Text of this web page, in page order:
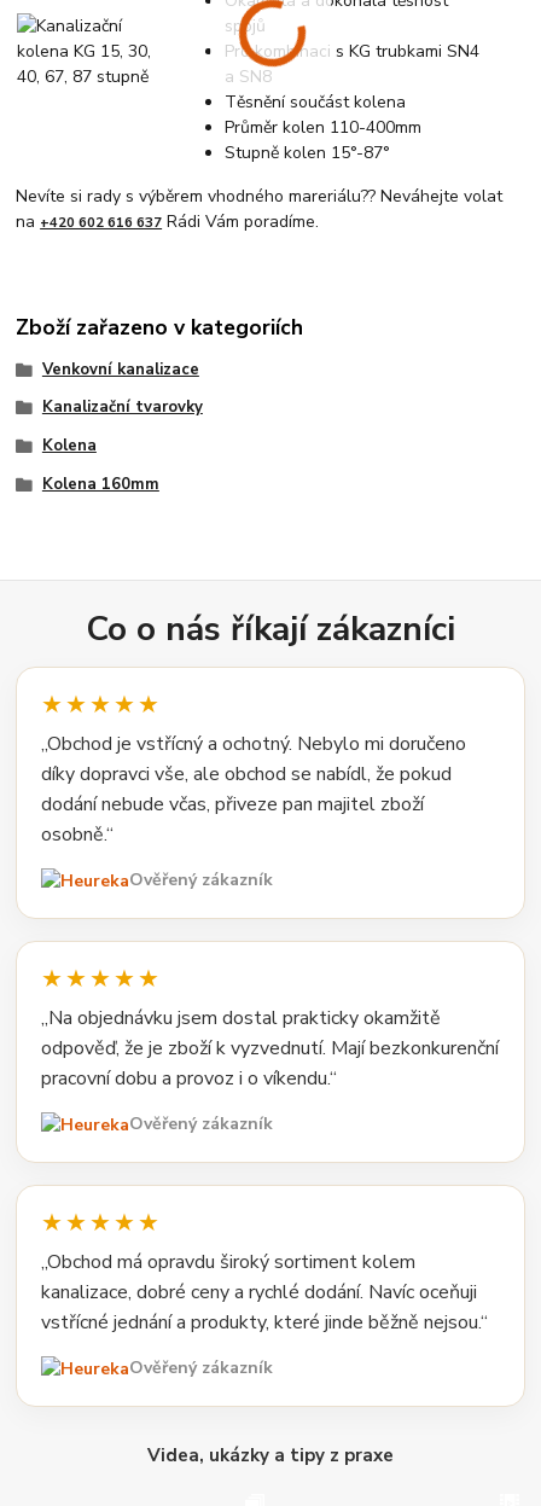
spojů
Pro kombinaci s KG trubkami SN4
a SN8
Těsnění součást kolena
Průměr kolen 110-400mm
Stupně kolen 15°-87°
Nevíte si rady s výběrem vhodného mareriálu?? Neváhejte volat
na +420 602 616 637 Rádi Vám poradíme.
Zboží zařazeno v kategoriích
Venkovní kanalizace
Kanalizační tvarovky
Kolena
Kolena 160mm
Co o nás říkají zákazníci
★★★★★
„Obchod je vstřícný a ochotný. Nebylo mi doručeno
díky dopravci vše, ale obchod se nabídl, že pokud
dodání nebude včas, přiveze pan majitel zboží
osobně.“
Ověřený zákazník
★★★★★
„Na objednávku jsem dostal prakticky okamžitě
odpověď, že je zboží k vyzvednutí. Mají bezkonkurenční
pracovní dobu a provoz i o víkendu.“
Ověřený zákazník
★★★★★
„Obchod má opravdu široký sortiment kolem
kanalizace, dobré ceny a rychlé dodání. Navíc oceňuji
vstřícné jednání a produkty, které jinde běžně nejsou.“
Ověřený zákazník
Videa, ukázky a tipy z praxe